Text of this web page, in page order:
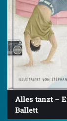
Alles tanzt –
Ballett